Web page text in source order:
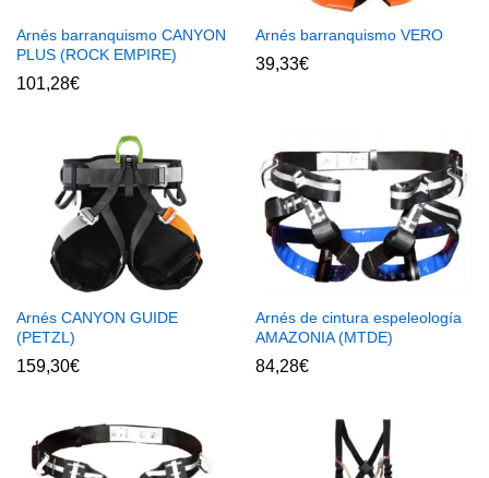
Arnés barranquismo CANYON
PLUS (ROCK EMPIRE)
101,28€
Arnés barranquismo VERO
39,33€
Arnés CANYON GUIDE
(PETZL)
159,30€
Arnés de cintura espeleología
AMAZONIA (MTDE)
84,28€